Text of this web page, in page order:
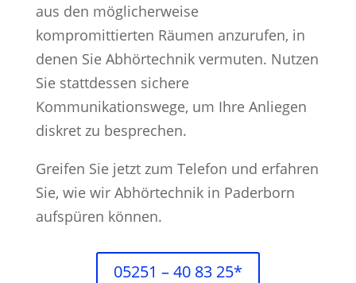
aus den möglicherweise
kompromittierten Räumen anzurufen, in
denen Sie Abhörtechnik vermuten. Nutzen
Sie stattdessen sichere
Kommunikationswege, um Ihre Anliegen
diskret zu besprechen.
Greifen Sie jetzt zum Telefon und erfahren
Sie, wie wir Abhörtechnik in Paderborn
aufspüren können.
05251 – 40 83 25*